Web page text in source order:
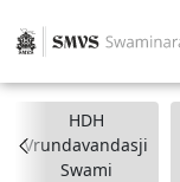
HDH
Vrundavandasji
Swami